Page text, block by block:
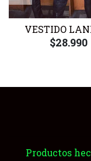
VESTIDO
$28.990
Productos